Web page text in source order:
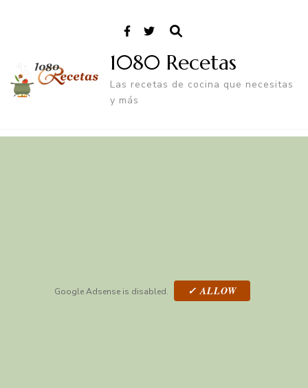
1080 Recetas
Las recetas de cocina que necesitas
y más
Google Adsense is disabled. ✓ ALLOW